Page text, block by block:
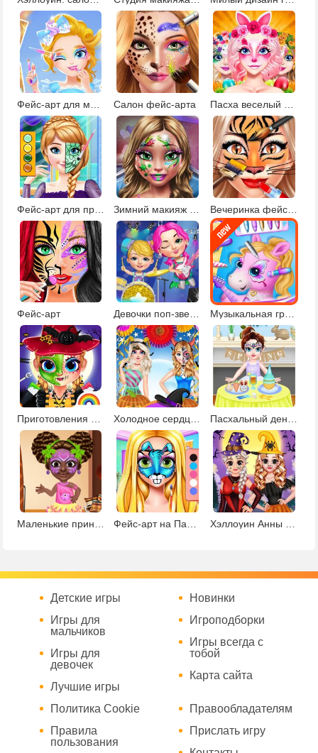
Салон фейс-арта
Фейс-арт для принцесс Вечеринка фейс-арта
Фейс-арт Девочки поп-звезды Музыкальная группа сестер пони
Приготовления Лили к Хэллоуину Холодное сердце: Хэллоуин Пасхальный день малышки Тейлор
Маленькие принцессы в салоне красоты Фейс-арт на Пасху Хэллоуин Анны и Эльзы
Детские игры
Игры для
мальчиков
Игры для
девочек
Лучшие игры
Новинки
Игроподборки
Игры всегда с
тобой
Карта сайта
Политика Cookie
Правила
пользования
Правообладателям
Прислать игру